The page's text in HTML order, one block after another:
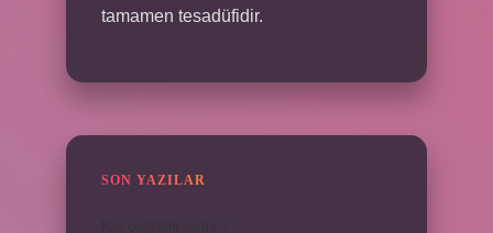
tamamen tesadüfidir.
SON YAZILAR